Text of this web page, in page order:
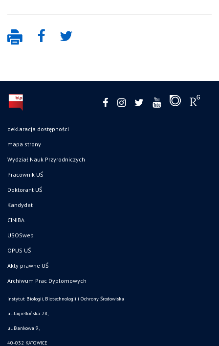
deklaracja dostępności
mapa strony
Wydział Nauk Przyrodniczych
Pracownik UŚ
Doktorant UŚ
Kandydat
CINIBA
USOSweb
OPUS UŚ
Akty prawne UŚ
Archiwum Prac Dyplomowych
Instytut Biologii, Biotechnologii i Ochrony Środowiska
ul. Jagiellońska 28,
ul. Bankowa 9,
40-032 KATOWICE